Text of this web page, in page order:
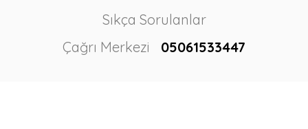
Sıkça Sorulanlar
Çağrı Merkezi
05061533447